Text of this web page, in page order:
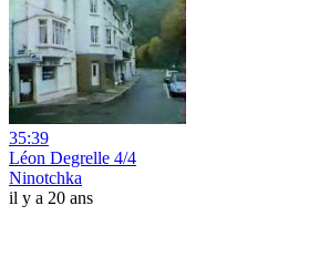
35:39
Léon Degrelle 4/4
Ninotchka
il y a 20 ans